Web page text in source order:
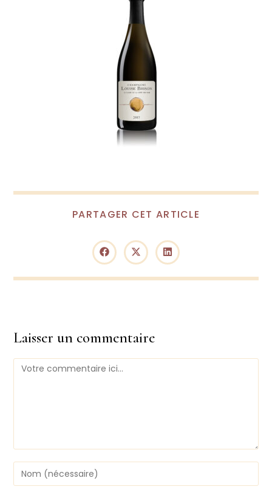
PARTAGER CET ARTICLE
Laisser un commentaire